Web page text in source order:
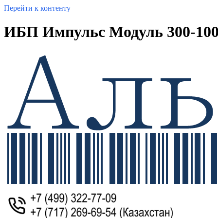
Перейти к контенту
ИБП Импульс Модуль 300-